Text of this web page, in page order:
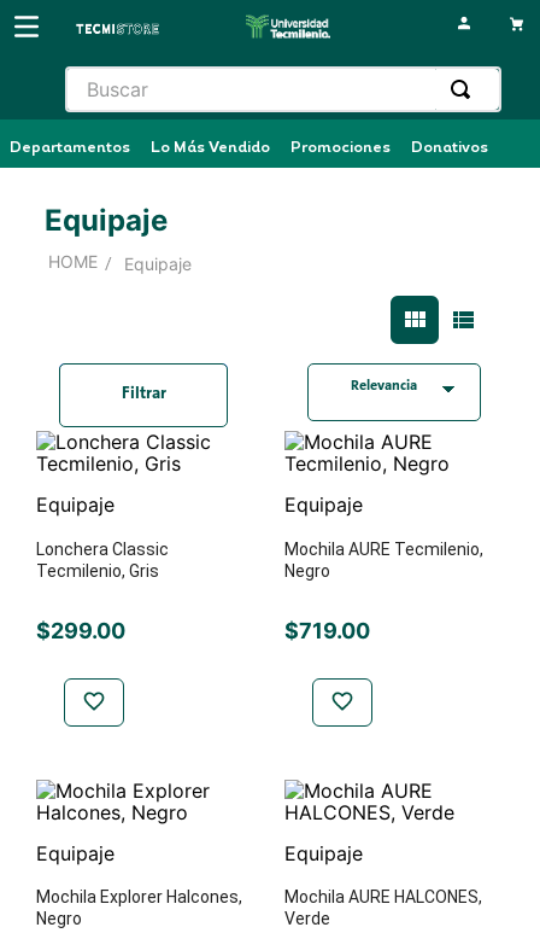
Buscar
Departamentos Lo Más Vendido Promociones Donativos
Equipaje
Equipaje
Filtrar Relevancia
Equipaje
Lonchera Classic
Tecmilenio, Gris
$299.00
Equipaje
Mochila AURE Tecmilenio,
Negro
$719.00
Equipaje
Mochila Explorer Halcones,
Negro
Equipaje
Mochila AURE HALCONES,
Verde